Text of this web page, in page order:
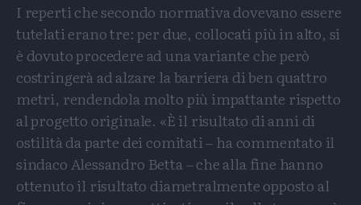
I reperti che secondo normativa dovevano essere
tutelati erano tre: per due, collocati più in alto, si
è dovuto procedere ad una variante che però
costringerà ad alzare la barriera di ben quattro
metri, rendendola molto più impattante rispetto
al progetto originale. «È il risultato di anni di
ostilità da parte dei comitati – ha commentato il
sindaco Alessandro Betta – che alla fine hanno
ottenuto il risultato diametralmente opposto al